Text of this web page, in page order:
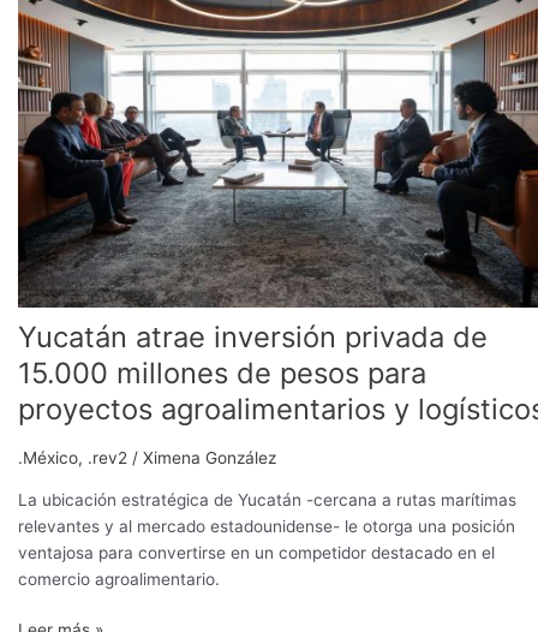
Yucatán atrae inversión privada de
15.000 millones de pesos para
proyectos agroalimentarios y
.México, .rev2 / Ximena González
La ubicación estratégica de Yucatán -cercana a rutas marítimas
relevantes y al mercado estadounidense- le otorga una posición
ventajosa para convertirse en un competidor destacado en el
comercio agroalimentario.
inversión
privada
de
15.000
millones
de
pesos
para
proyectos
agroalimentarios
y
logísticos